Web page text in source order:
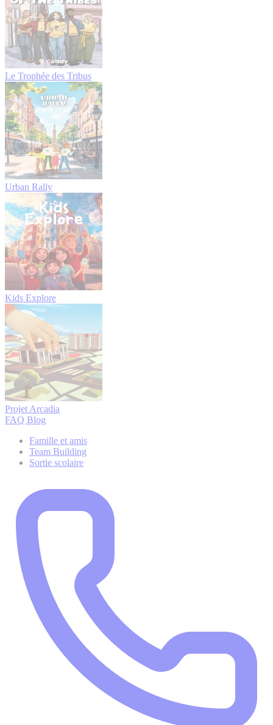
Le Trophée des Tribus
Urban Rally
Kids Explore
Projet Arcadia
FAQ Blog
Famille et amis
Team Building
Sortie scolaire